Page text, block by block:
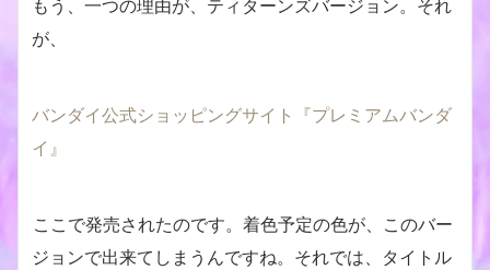
もう、一つの理由が、ティターンズバージョン。それ
が、
バンダイ公式ショッピングサイト『プレミアムバンダ
イ』
ここで発売されたのです。着色予定の色が、このバー
ジョンで出来てしまうんですね。それでは、タイトル